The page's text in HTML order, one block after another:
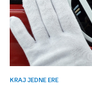
KRAJ JEDNE ERE